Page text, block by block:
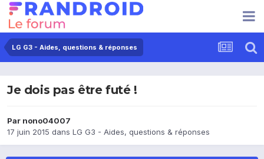
LG G3 - Aides, questions & réponses
Je dois pas être futé !
Par nono04007
17 juin 2015 dans LG G3 - Aides, questions & réponses